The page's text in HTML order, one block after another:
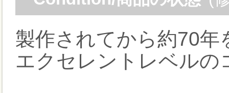
製作されてから約70
エクセレントレベル